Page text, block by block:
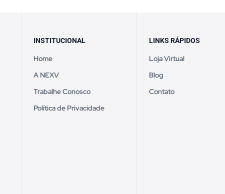
INSTITUCIONAL
Home
A NEXV
Trabalhe Conosco
Política de Privacidade
LINKS RÁPIDOS
Loja Virtual
Blog
Contato